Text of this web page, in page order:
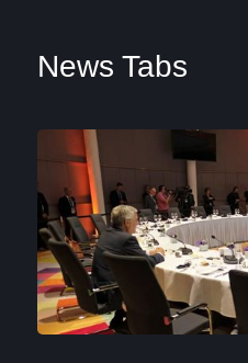
News Tabs